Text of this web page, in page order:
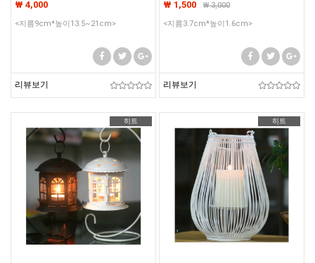
₩ 4,000
<지름9cm*높이13.5~21cm>
리뷰보기
₩ 1,500 ₩3,000
<지름3.7cm*높이1.6cm>
리뷰보기
히트 히트